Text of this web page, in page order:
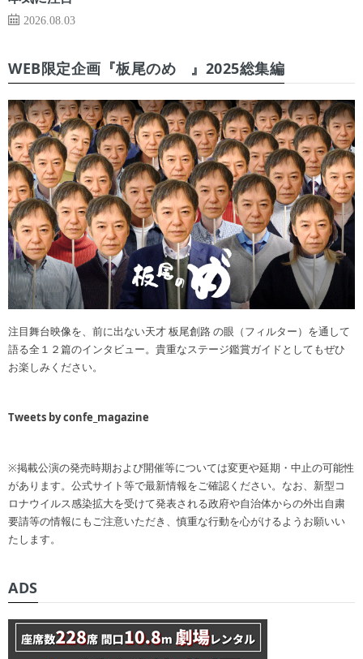
2026.08.03
WEB限定企画『板尾のめ゙』2025総集編
注目舞台映像を、前に出ない天才 板尾創路 の眼（フィルター）を通して
語る全１２篇のインタビュー。貴重なステージ鑑賞ガイドとしてもぜひ
お楽しみください。
Tweets by confe_magazine
※掲載公演の発売時期および開催等については変更や延期・中止の可能性
があります。公式サイト等で最新情報をご確認ください。なお、新型コ
ロナウイルス感染拡大を受けて発表される政府や自治体からの外出自粛
要請等の情報にもご注意いただき、慎重な行動を心がけるようお願いい
たします。
ADS